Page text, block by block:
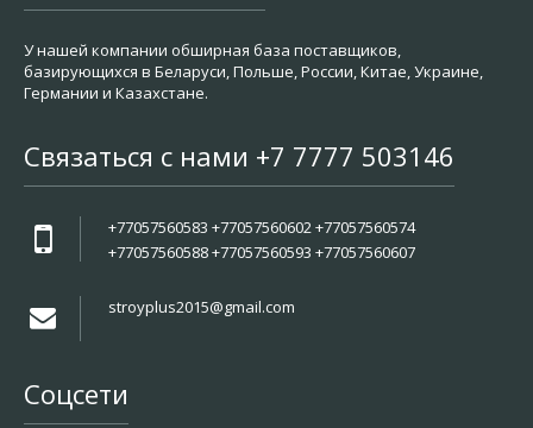
У нашей компании обширная база поставщиков,
базирующихся в Беларуси, Польше, России, Китае, Украине,
Германии и Казахстане.
Связаться с нами +7 7777 503146
+77057560583 +77057560602 +77057560574
+77057560588 +77057560593 +77057560607
stroyplus2015@gmail.com
Соцсети